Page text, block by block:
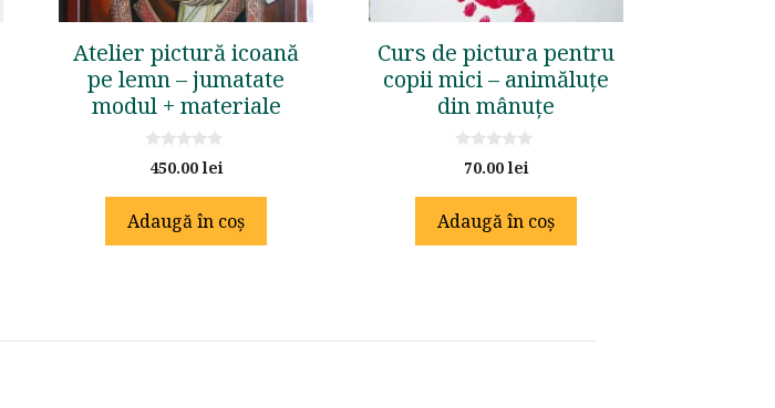
Atelier pictură icoană
pe lemn – jumatate
modul + materiale
o
o
f
5
450.00lei
Adaugă în coș
Curs de pictura pentru
copii mici – animăluțe
din mânuțe
o
f
5
70.00lei
Adaugă în coș